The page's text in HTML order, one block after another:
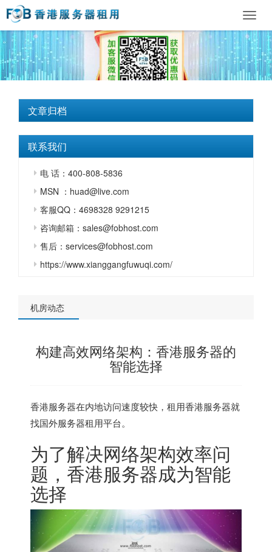
文章归档
联系我们
电 话：400-808-5836
MSN ：huad@live.com
客服QQ：4698328 9291215
咨询邮箱：sales@fobhost.com
售后：services@fobhost.com
https://www.xianggangfuwuqi.com/
机房动态
构建高效网络架构：香港服务器的
智能选择
香港服务器在内地访问速度较快，租用香港服务器就
找国外服务器租用平台。
为了解决网络架构效率问
题， 香港服务器成为智能
选择